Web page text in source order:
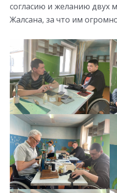
согласию и желанию двух
Жалсана, за что им